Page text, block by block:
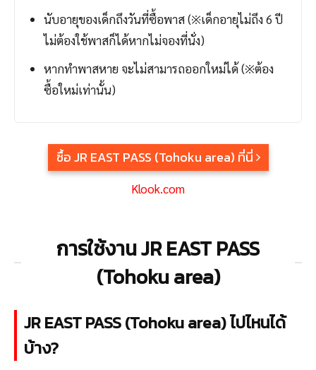
นับอายุของเด็กถึงวันที่ซื้อพาส (※เด็กอายุไม่ถึง 6 ปี
ไม่ต้องใช้พาสก็ได้หากไม่จองที่นั่ง)
หากทำพาสหาย จะไม่สามารถออกใหม่ได้ (※ต้อง
ซื้อใหม่เท่านั้น)
ซื้อ JR EAST PASS (Tohoku area) ที่นี่
Klook.com
การใช้งาน JR EAST PASS
(Tohoku area)
JR EAST PASS (Tohoku area) ไปไหนได้
บ้าง?